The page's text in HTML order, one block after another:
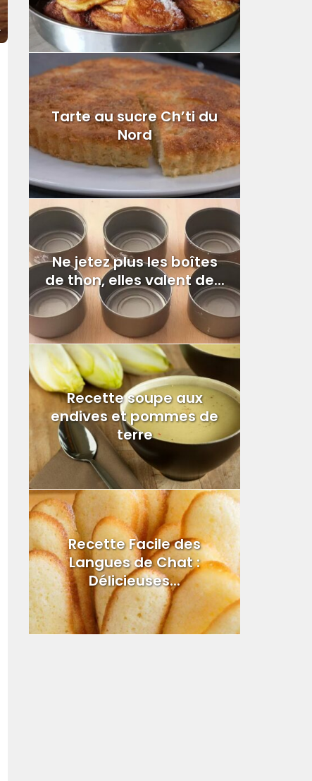
Tarte au sucre Ch’ti du
Nord
Ne jetez plus les boîtes
de thon, elles valent de...
Recette soupe aux
endives et pommes de
terre
Recette Facile des
Langues de Chat :
Délicieuses...